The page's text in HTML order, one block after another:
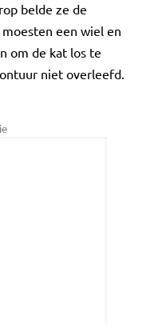
belde ze de
een wiel en
om de kat los te
niet overleefd.